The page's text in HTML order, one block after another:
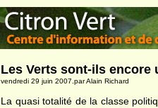
Les Verts sont-ils encore
vendredi 29 juin 2007.par Alain Richard
La quasi totalité de la classe